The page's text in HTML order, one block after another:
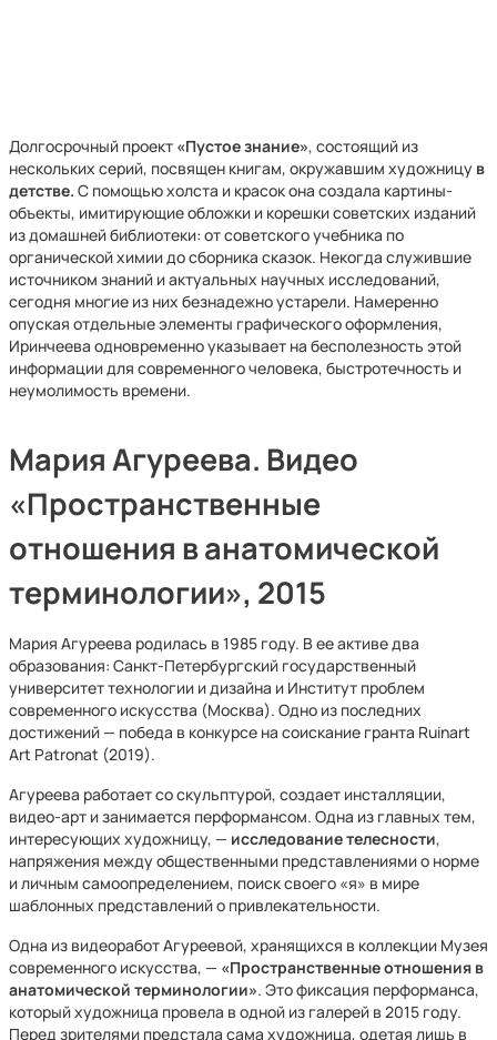
Долгосрочный проект «Пустое знание», состоящий из
нескольких серий, посвящен книгам, окружавшим художницу в
детстве. С помощью холста и красок она создала картины-
объекты, имитирующие обложки и корешки советских изданий
из домашней библиотеки: от советского учебника по
органической химии до сборника сказок. Некогда служившие
источником знаний и актуальных научных исследований,
сегодня многие из них безнадежно устарели. Намеренно
опуская отдельные элементы графического оформления,
Иринчеева одновременно указывает на бесполезность этой
информации для современного человека, быстротечность и
неумолимость времени.
Мария Агуреева. Видео
«Пространственные
отношения в анатомической
терминологии», 2015
Мария Агуреева родилась в 1985 году. В ее активе два
образования: Санкт-Петербургский государственный
университет технологии и дизайна и Институт проблем
современного искусства (Москва). Одно из последних
достижений — победа в конкурсе на соискание гранта Ruinart
Art Patronat (2019).
Агуреева работает со скульптурой, создает инсталляции,
видео-арт и занимается перформансом. Одна из главных тем,
интересующих художницу, — исследование телесности,
напряжения между общественными представлениями о норме
и личным самоопределением, поиск своего «я» в мире
шаблонных представлений о привлекательности.
Одна из видеоработ Агуреевой, хранящихся в коллекции Музея
современного искусства, — «Пространственные отношения в
анатомической терминологии». Это фиксация перформанса,
который художница провела в одной из галерей в 2015 году.
Перед зрителями предстала сама художница, одетая лишь в